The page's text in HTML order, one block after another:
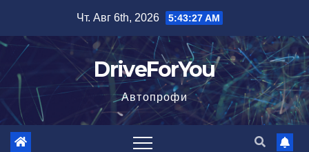
содержимому
Чт. Авг 6th, 2026 5:43:28 AM
DriveForYou
Автопрофи